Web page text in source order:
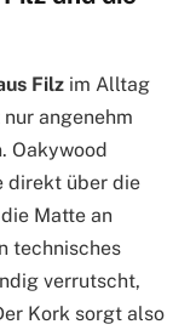
Filz im Alltag
angenehm
Oakywood
direkt über die
Matte an
technisches
verrutscht,
Kork sorgt also